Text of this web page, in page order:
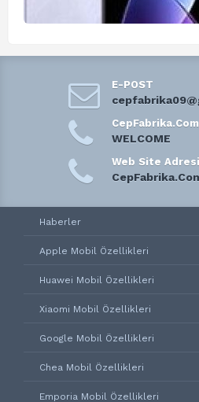
E-POST
CepFabrika.Com
WELCOME
Web Site Adresi
Haberler
Apple Mobil Özellikleri
Huawei Mobil Özellikleri
Xiaomi Mobil Özellikleri
Google Mobil Özellikleri
Chea Mobil Özellikleri
Emporia Mobil Özellikleri